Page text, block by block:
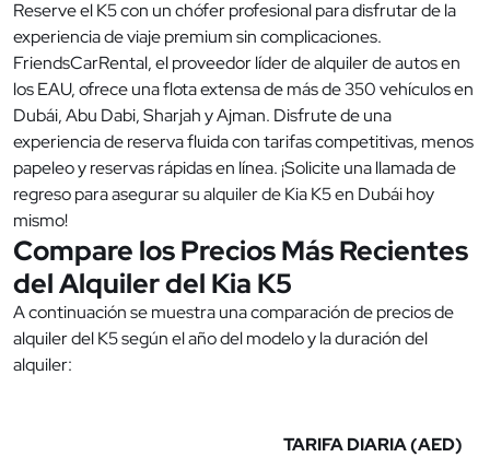
Reserve el K5 con un chófer profesional para disfrutar de la
experiencia de viaje premium sin complicaciones.
FriendsCarRental, el proveedor líder de alquiler de autos en
los EAU, ofrece una flota extensa de más de 350 vehículos en
Dubái, Abu Dabi, Sharjah y Ajman. Disfrute de una
experiencia de reserva fluida con tarifas competitivas, menos
papeleo y reservas rápidas en línea. ¡Solicite una llamada de
regreso para asegurar su alquiler de Kia K5 en Dubái hoy
mismo!
Compare los Precios Más Recientes
del Alquiler del Kia K5
A continuación se muestra una comparación de precios de
alquiler del K5 según el año del modelo y la duración del
alquiler:
TARIFA DIARIA (AED)